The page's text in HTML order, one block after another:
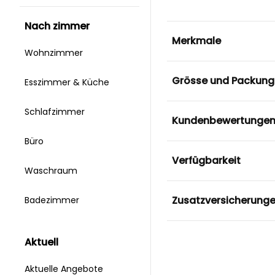
nach zimmer
Wohnzimmer
Esszimmer & Küche
Schlafzimmer
Büro
Waschraum
Badezimmer
aktuell
Aktuelle Angebote
Merkmale
Grösse und Packung
Kundenbewertungen
Verfügbarkeit